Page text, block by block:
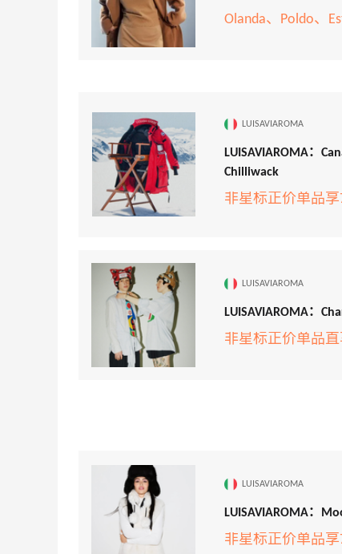
Olanda、Poldo、
LUISAVIAROMA
LUISAVIAROMA：
Chilliwack
非星标正价单品享
LUISAVIAROMA
LUISAVIAROMA：
非星标正价单品
LUISAVIAROMA
LUISAVIAROMA：
非星标正价单品享
adidas HK
【55专享】Bobbi Brown 美网：美妆礼
遇！满$150立省$50
满赠正装橘子眼霜+精华唇蜜等好礼
Bobbi Brown
低至5折
Diesel Europe
Maje US：限时闪促！入手明星同款服饰
精选低至2折
Mac Duggal
最高2%返利
6019人成功下单